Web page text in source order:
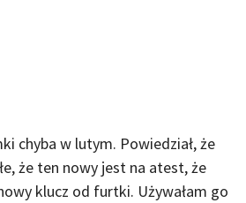
chyba w lutym. Powiedział, że
że ten nowy jest na atest, że
klucz od furtki. Używałam go